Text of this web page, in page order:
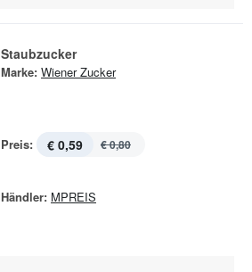
Staubzucker
Marke: Wiener Zucker
Preis: € 0,59 € 0,80
Händler: MPREIS